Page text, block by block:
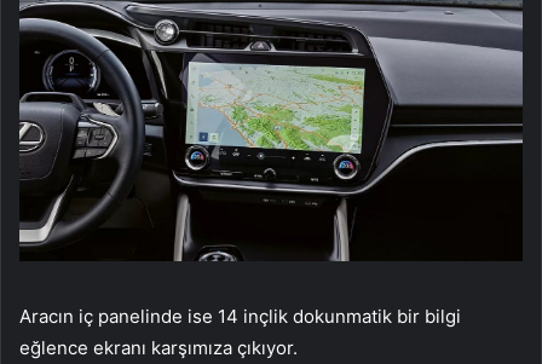
Aracın iç panelinde ise 14 inçlik dokunmatik bir bilgi
eğlence ekranı karşımıza çıkıyor.